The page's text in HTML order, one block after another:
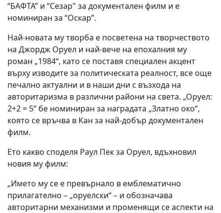
“БАФТА” и “Сезар" за документален филм и е
номиниран за “Оскар”.
Най-новата му творба е посветена на творчеството
на Джордж Оруел и най-вече на епохалния му
роман „1984“, като се поставя специален акцент
върху изводите за политическата реалност, все още
печално актуални и в наши дни с възхода на
авторитаризма в различни райони на света. „Оруел:
2+2 = 5“ бе номиниран за наградата „Златно око“,
която се връчва в Кан за най-добър документален
филм.
Ето какво споделя Раул Пек за Оруел, вдъхновил
новия му филм:
„Името му се е превърнало в емблематично
прилагателно – „оруелски“ – и обозначава
авторитарни механизми и променящи се аспекти на